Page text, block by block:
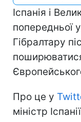
Іспанія і
попередньої
Гібралтару
Про це у
міністр